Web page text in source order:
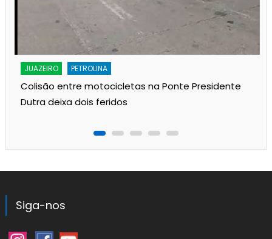
JUAZEIRO PETROLINA
Colisão entre motocicletas na Ponte Presidente
Dutra deixa dois feridos
Siga-nos